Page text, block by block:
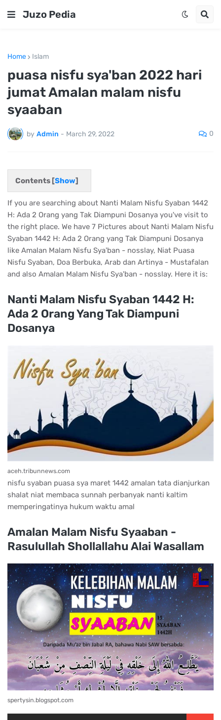
Juzo Pedia
Home Islam
puasa nisfu sya'ban 2022 hari
jumat Amalan malam nisfu
syaaban
by Admin - March 29, 2022 0
Contents [Show]
If you are searching about Nanti Malam Nisfu Syaban 1442
H: Ada 2 Orang yang Tak Diampuni Dosanya you've visit to
the right place. We have 7 Pictures about Nanti Malam Nisfu
Syaban 1442 H: Ada 2 Orang yang Tak Diampuni Dosanya
like Amalan Malam Nisfu Sya'ban - nosslay, Niat Puasa
Nisfu Syaban, Doa Berbuka, Arab dan Artinya - Mustafalan
and also Amalan Malam Nisfu Sya'ban - nosslay. Here it is:
Nanti Malam Nisfu Syaban 1442 H:
Ada 2 Orang Yang Tak Diampuni
Dosanya
aceh.tribunnews.com
nisfu syaban puasa sya maret 1442 amalan tata dianjurkan
shalat niat membaca sunnah perbanyak nanti kaltim
memperingatinya hukum waktu amal
Amalan Malam Nisfu Syaaban -
Rasulullah Shollallahu Alai Wasallam
spertysin.blogspot.com